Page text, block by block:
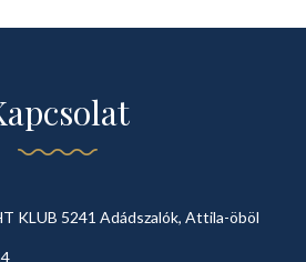
KLUB 5241 Adádszalók, Attila-öböl